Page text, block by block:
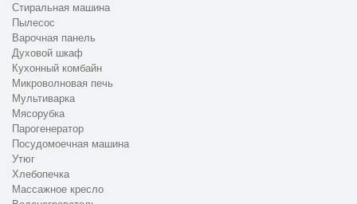
📞 Как заказать ремонт кухонных плит в
Санкт-Петербурге
Оформить ремонт кухонных плит можно по телефону +7 (863)
209-72-94. Минимальная цена услуги — от 590, а все работы
выполняются официально с выдачей документов. Мы
обеспечиваем внимательный подход, удобную запись и
качественное восстановление оборудования.
Стиральная машина
Пылесос
Варочная панель
Духовой шкаф
Кухонный комбайн
Микроволновая печь
Мультиварка
Мясорубка
Парогенератор
Посудомоечная машина
Утюг
Хлебопечка
Массажное кресло